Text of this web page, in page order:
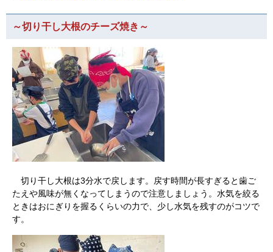
～切り干し大根のチーズ焼き～
切り干し大根は3分水で戻します。戻す時間が長すぎると歯ご
たえや風味が無くなってしまうので注意しましょう。水気を絞る
ときはおにぎりを握るくらいの力で、少し水気を残すのがコツで
す。